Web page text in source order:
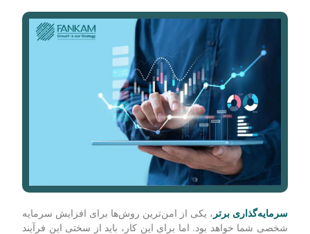
سرمایه‌گذاری برتر ، یکی از امن‌ترین روش‌ها برای افزایش سرمایه
شخصی شما خواهد بود. اما برای این کار، باید از سختی این فرآیند